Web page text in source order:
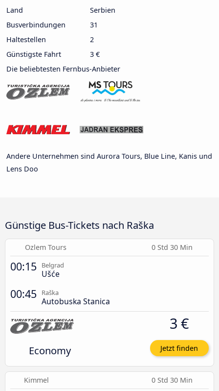
Land
Serbien
Busverbindungen
31
Haltestellen
2
Günstigste Fahrt
3 €
Die beliebtesten Fernbus-Anbieter
Andere Unternehmen sind Aurora Tours, Blue Line, Kanis und
Lens Doo
Günstige Bus-Tickets nach Raška
Ozlem Tours 0 Std 30 Min
00:15 Belgrad
Ušće
00:45 Raška
Autobuska Stanica
Economy
3 €
Jetzt finden
Kimmel 0 Std 30 Min